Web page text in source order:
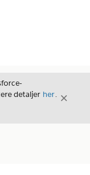
detaljer her.
Luk